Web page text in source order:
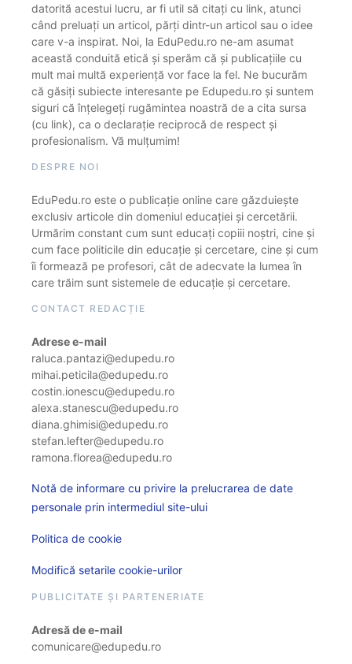
datorită acestui lucru, ar fi util să citați cu link, atunci
când preluați un articol, părți dintr-un articol sau o idee
care v-a inspirat. Noi, la EduPedu.ro ne-am asumat
această conduită etică și sperăm că și publicațiile cu
mult mai multă experiență vor face la fel. Ne bucurăm
că găsiți subiecte interesante pe Edupedu.ro și suntem
siguri că înțelegeți rugămintea noastră de a cita sursa
(cu link), ca o declarație reciprocă de respect și
profesionalism. Vă mulțumim!
DESPRE NOI
EduPedu.ro este o publicație online care găzduiește
exclusiv articole din domeniul educației și cercetării.
Urmărim constant cum sunt educați copiii noștri, cine și
cum face politicile din educație și cercetare, cine și cum
îi formează pe profesori, cât de adecvate la lumea în
care trăim sunt sistemele de educație și cercetare.
CONTACT REDACȚIE
Adrese e-mail
raluca.pantazi@edupedu.ro
mihai.peticila@edupedu.ro
costin.ionescu@edupedu.ro
alexa.stanescu@edupedu.ro
diana.ghimisi@edupedu.ro
stefan.lefter@edupedu.ro
ramona.florea@edupedu.ro
Notă de informare cu privire la prelucrarea de date
personale prin intermediul site-ului
Politica de cookie
Modifică setarile cookie-urilor
PUBLICITATE ȘI PARTENERIATE
Adresă de e-mail
comunicare@edupedu.ro